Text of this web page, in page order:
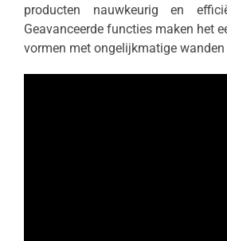
producten nauwkeurig en
Geavanceerde functies maken het
vormen met ongelijkmatige